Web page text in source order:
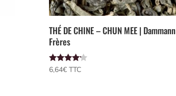
THÉ DE CHINE – CHUN MEE | Dammann
Frères
Note
4.00
6,64€ TTC